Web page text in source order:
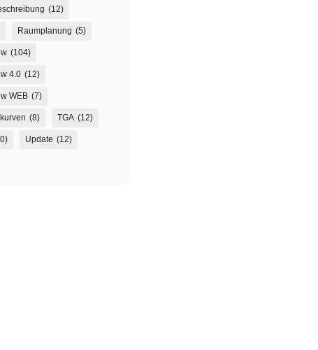
(12)
Raumplanung (5)
(104)
4.0 (12)
WEB (7)
(8) TGA (12)
Update (12)